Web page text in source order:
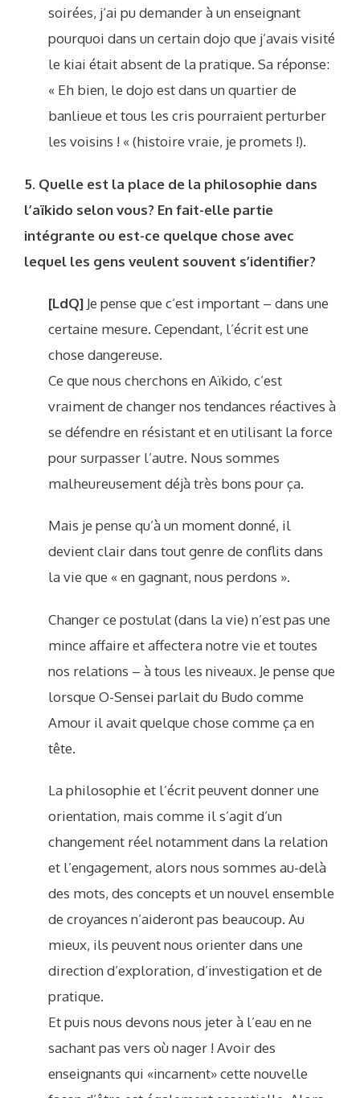
soirées, j’ai pu demander à un enseignant
pourquoi dans un certain dojo que j’avais visité
le kiai était absent de la pratique. Sa réponse:
« Eh bien, le dojo est dans un quartier de
banlieue et tous les cris pourraient perturber
les voisins ! « (histoire vraie, je promets !).
5. Quelle est la place de la philosophie dans
l’aïkido selon vous? En fait-elle partie
intégrante ou est-ce quelque chose avec
lequel les gens veulent souvent s’identifier?
[LdQ] Je pense que c’est important – dans une
certaine mesure. Cependant, l’écrit est une
chose dangereuse.
Ce que nous cherchons en Aïkido, c’est
vraiment de changer nos tendances réactives à
se défendre en résistant et en utilisant la force
pour surpasser l’autre. Nous sommes
malheureusement déjà très bons pour ça.
Mais je pense qu’à un moment donné, il
devient clair dans tout genre de conflits dans
la vie que « en gagnant, nous perdons ».
Changer ce postulat (dans la vie) n’est pas une
mince affaire et affectera notre vie et toutes
nos relations – à tous les niveaux. Je pense que
lorsque O-Sensei parlait du Budo comme
Amour il avait quelque chose comme ça en
tête.
La philosophie et l’écrit peuvent donner une
orientation, mais comme il s’agit d’un
changement réel notamment dans la relation
et l’engagement, alors nous sommes au-delà
des mots, des concepts et un nouvel ensemble
de croyances n’aideront pas beaucoup. Au
mieux, ils peuvent nous orienter dans une
direction d’exploration, d’investigation et de
pratique.
Et puis nous devons nous jeter à l’eau en ne
sachant pas vers où nager ! Avoir des
enseignants qui «incarnent» cette nouvelle